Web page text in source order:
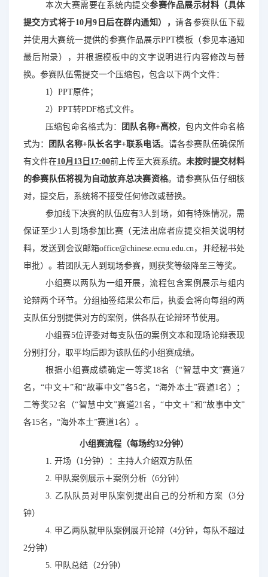
本次大赛需要在系统内提交参赛作品展示材料（具体
提交方式将于10月9日 后在群内通知），请各参赛队伍下载
并使用大赛统一提供的参赛作品展示PPT模板（参见本通知
最后附录），并根据模板中的文字说明进行内容修改与替
换。参赛队伍需提交一个压缩包，包含以下两个文件：
1）PPT原件；
2）PPT转PDF格式文件。
压缩包命名格式为：
团队名称+高校，包内文件命名格
式为：
团队名称+ 队长名字+联系电话。请各参赛队伍确保所
有文件在10月13日17:00前上传至大赛系统。 未按时提交材料
的参赛队伍将视为自动放弃总决赛资格。请参赛队伍仔细核
对，提交后，系统将不接受任何修改或替换。
参加线下决赛的队伍应有3人到场，如有特殊情况，需
保证至少1人到场参加比赛（无法出席者应提交相关说明材
料，发送到会议邮箱office@chinese.ecnu.edu.cn， 并经秘书处
审批）。若团队无人到现场参赛，则获奖等级降至三等奖。
小组赛以两队为一组开展，流程包含案例展示与组内
论辩两个环节。分组抽签结果公布后，执委会将向每组的两
支队伍分别提供对方的案例，供各队在论辩环节使用。
小组赛5位评委对每支队伍的案例文本和现场论辩表现
分别打分，取平均后即为该队伍的小组赛成绩。
根据小组赛成绩确定一等奖18名（“智慧中文”赛道7
名 ，“中文＋”和“故事中文”各5名 ，“海外本土”赛道1名 ）；
二等奖52名 （“智慧中文”赛道21名 ，“中文＋”和“故事中文”
各15名 ，“海外本土”赛道1名 ）。
小组赛流程（每场约32分钟）
1.开场（1分钟）：主持人介绍双方队伍
2. 甲队案例展示＋案例分析（6分钟）
3. 乙队队员对甲队案例提出自己的分析和方案（3分
钟）
4. 甲乙两队就甲队案例展开论辩（4分钟，每队不超过
2分钟）
5. 甲队总结（2分钟）